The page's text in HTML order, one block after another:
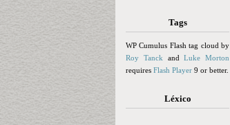
Tags
WP Cumulus Flash tag cloud by
Roy Tanck andLuke Morton
requires Flash Player 9 or better.
Léxico